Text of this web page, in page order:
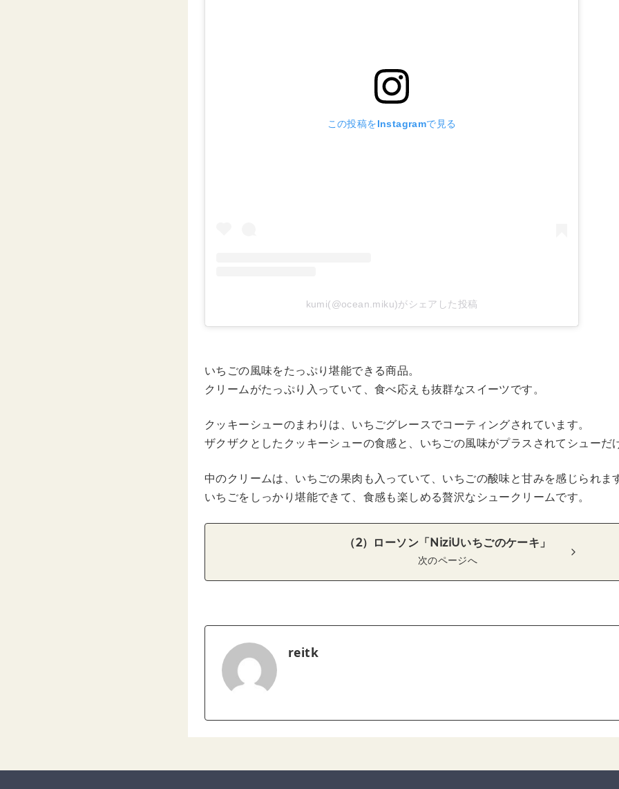
この投稿をInstagramで見る
kumi(@ocean.miku)がシェアした投稿
いちごの風味をたっぷり堪能できる商品。
クリームがたっぷり入っていて、食べ応えも抜群なスイーツです。
クッキーシューのまわりは、いちごグレースでコーティングされています。
ザクザクとしたクッキーシューの食感と、いちごの風味がプラスされてシューだ
中のクリームは、いちごの果肉も入っていて、いちごの酸味と甘みを感じられま
いちごをしっかり堪能できて、食感も楽しめる贅沢なシュークリームです。
（2）ローソン「NiziUいちごのケーキ」
次のページへ
reitk